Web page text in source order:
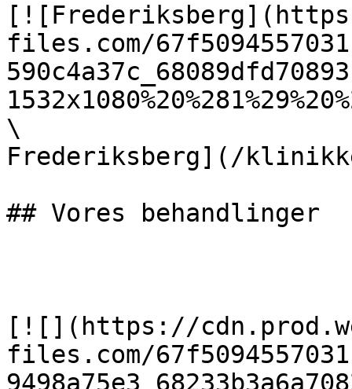
files.com/
\
Frederiksberg](/
## Vores behandlinger
[![](https://
files.com/